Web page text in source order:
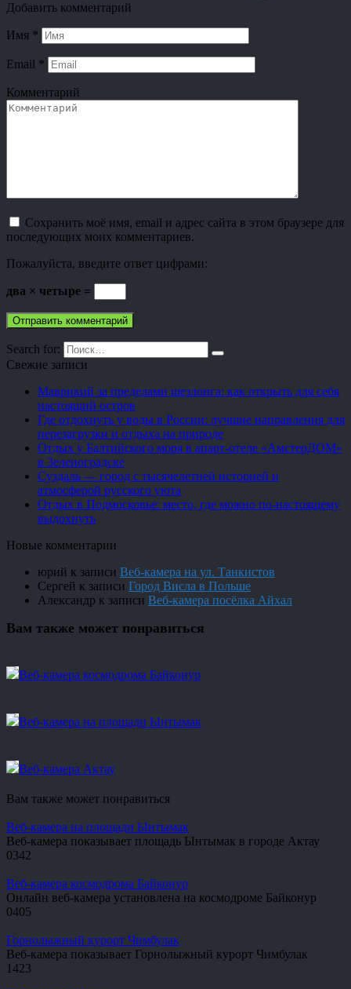
Добавить комментарий
Имя *
Email *
Комментарий
Сохранить моё имя, email и адрес сайта в этом браузере для
последующих моих комментариев.
Пожалуйста, введите ответ цифрами:
два × четыре =
Search for:
Свежие записи
Маврикий за пределами шезлонга: как открыть для себя
настоящий остров
Где отдохнуть у воды в России: лучшие направления для
перезагрузки и отдыха на природе
Отдых у Балтийского моря в апарт-отеле «АмстерДОМ»
в Зеленоградске
Суздаль — город с тысячелетней историей и
атмосферой русского уюта
Отдых в Подмосковье: место, где можно по-настоящему
выдохнуть
Новые комментарии
юрий к записи Веб-камера на ул. Танкистов
Сергей к записи Город Висла в Польше
Александр к записи Веб-камера посёлка Айхал
Вам также может понравиться
Веб-камера космодрома Байконур
Веб-камера на площади Ынтымак
Веб-камера Актау
Вам также может понравиться
Веб-камера на площади Ынтымак
Веб-камера показывает площадь Ынтымак в городе Актау
0342
Веб-камера космодрома Байконур
Онлайн веб-камера установлена на космодроме Байконур
0405
Горнолыжный курорт Чимбулак
Веб-камера показывает Горнолыжный курорт Чимбулак
1423